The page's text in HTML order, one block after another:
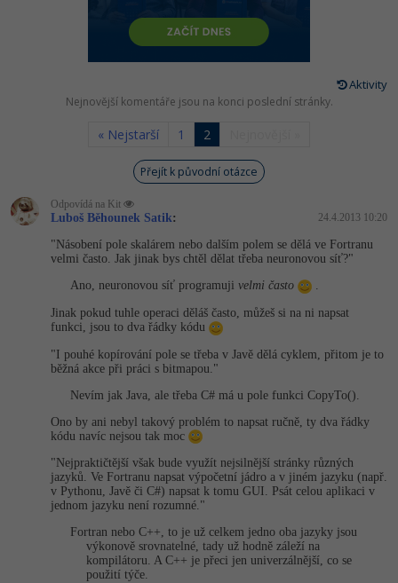
HTML5, CSS3, Bootstrap, SEO
UML a návrhové vzory
React
Spring
ASP.NET MVC
Django
Best practices
HTML / CSS
UML a návrhové vzory
MySQL/MariaDB
MS-SQL
SQLite
C# Game developer
Webdesigner
Systémový administrátor
Grafik / UX/UI návrhář
3D grafik
Projektový manažer
Databázový analytik
Copywriter
WordPress specialista
SEO specialista
-80%
PHP -80%
C++ -80%
-80%
Kotlin -80%
C -80%
VB.NET
SQL
Návrh SW
Algoritmy -41%
Umělá inteligence (AI) -10%
Pro děti
Více
Digitální gramotnost
Marketing
WordPress
SEO -30%
Business
Kryptoměny -25%
Copywriting -30%
MS Office -80%
Google Dokumenty
Time management
Windows
Sítě
Aktivity
Nejnovější komentáře jsou na konci poslední stránky.
« Nejstarší 1 2
Přejít k původní otázce
Odpovídá na Kit
Luboš Běhounek Satik: 24.4.2013 10:20
"Násobení pole skalárem nebo dalším polem se dělá ve Fortranu
velmi často. Jak jinak bys chtěl dělat třeba neuronovou síť?"
Ano, neuronovou síť programuji velmi často .
Jinak pokud tuhle operaci děláš často, můžeš si na ni napsat
funkci, jsou to dva řádky kódu
"I pouhé kopírování pole se třeba v Javě dělá cyklem, přitom je to
běžná akce při práci s bitmapou."
Nevím jak Java, ale třeba C# má u pole funkci CopyTo().
Ono by ani nebyl takový problém to napsat ručně, ty dva řádky
kódu navíc nejsou tak moc
"Nejpraktičtější však bude využít nejsilnější stránky různých
jazyků. Ve Fortranu napsat výpočetní jádro a v jiném jazyku (např.
v Pythonu, Javě či C#) napsat k tomu GUI. Psát celou aplikaci v
jednom jazyku není rozumné."
Fortran nebo C++, to je už celkem jedno oba jazyky jsou
výkonově srovnatelné, tady už hodně záleží na
kompilátoru. A C++ je přeci jen univerzálnější, co se
použití týče.